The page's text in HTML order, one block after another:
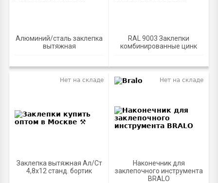
Алюминий/сталь заклепка
вытяжная
RAL 9003 Заклепки
комбинированные цинк
Заклепка вытяжная Ал/Ст
4,8х12 станд. бортик
Нет на складе
Наконечник для
заклепочного инструмента
BRALO
Нет на складе